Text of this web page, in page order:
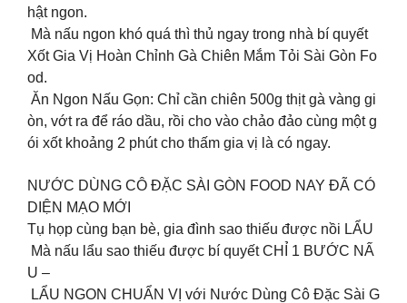
hật ngon.
Mà nấu ngon khó quá thì thủ ngay trong nhà bí quyết
Xốt Gia Vị Hoàn Chỉnh Gà Chiên Mắm Tỏi Sài Gòn Fo
od.
Ăn Ngon Nấu Gọn: Chỉ cần chiên 500g thịt gà vàng gi
òn, vớt ra để ráo dầu, rồi cho vào chảo đảo cùng một g
ói xốt khoảng 2 phút cho thấm gia vị là có ngay.
NƯỚC DÙNG CÔ ĐẶC SÀI GÒN FOOD NAY ĐÃ CÓ
DIỆN MẠO MỚI
Tụ họp cùng bạn bè, gia đình sao thiếu được nồi LẨU ️
Mà nấu lẩu sao thiếu được bí quyết CHỈ 1 BƯỚC NẤ
U –
LẨU NGON CHUẨN VỊ với Nước Dùng Cô Đặc Sài G